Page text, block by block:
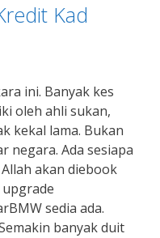
Kad
ini. Banyak kes
oleh ahli sukan,
kekal lama. Bukan
negara. Ada sesiapa
akan diebook
sedia ada.
banyak duit